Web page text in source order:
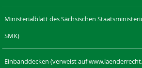
Ministerialblatt des Sächsischen
SMK)
Einbanddecken (verweist auf